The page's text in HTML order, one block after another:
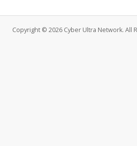
Copyright © 2026 Cyber Ultra Network. All